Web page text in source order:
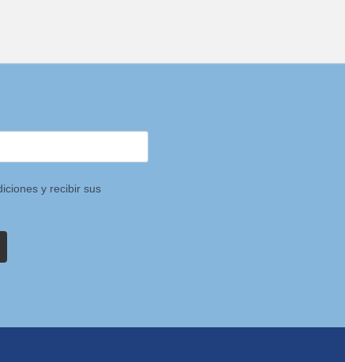
y recibir sus